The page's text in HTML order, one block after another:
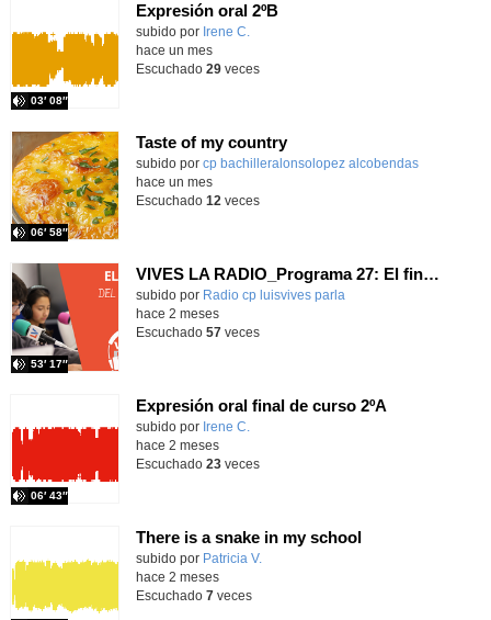
Expresión oral 2ºB
Contenido educativo.
subido por Irene C.
03′ 08″
hace un mes
Escuchado 29veces
Taste of my country
Contenido educativo.
subido por cp bachilleralonsolopez alcobendas
06′ 58″
-
hace un mes
Escuchado 12 veces
VIVES LA RADIO_Programa 27: El final del principio
Contenido educativo.
subido por Radio cp luisvives parla
53′ 17″
hace 2 meses
Escuchado 57 veces
Expresión oral final de curso 2ºA
Contenido educativo.
subido por Irene C.
06′ 43″
hace 2 meses
Escuchado 23veces
There is a snake in my school
Contenido educativo.
subido por Patricia V.
hace 2 meses
Escuchado 7 veces